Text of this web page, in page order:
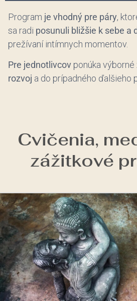
Program je vhodný pre páry,
sa radi posunuli bližšie k sebe a
prežívaní intímnych momentov.
Pre jednotlivcov ponúka výborné
rozvoj a do prípadného ďalšieho
Cvičenia,
zážitkové